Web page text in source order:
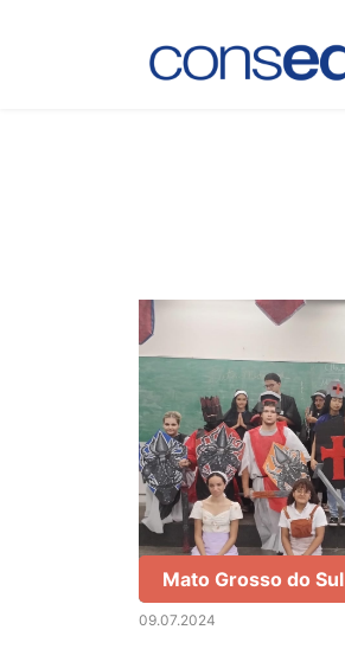
Mato Grosso do Sul
09.07.2024